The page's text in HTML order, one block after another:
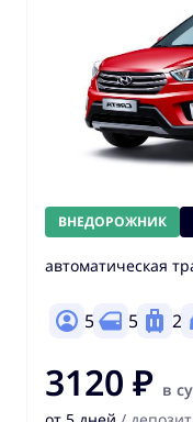
ВНЕДОРОЖНИК
автоматическая
5 5 2
3120 ₽ в